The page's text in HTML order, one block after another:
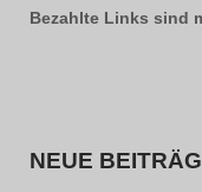
Bezahlte Links sind
NEUE